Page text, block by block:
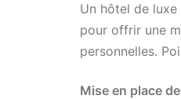
Un hôtel de
pour offrir une
personnelles.
Mise en place